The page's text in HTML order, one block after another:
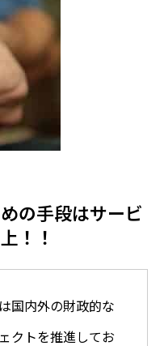
の手段はサービ
！！
国内外の財政的な
クトを推進してお